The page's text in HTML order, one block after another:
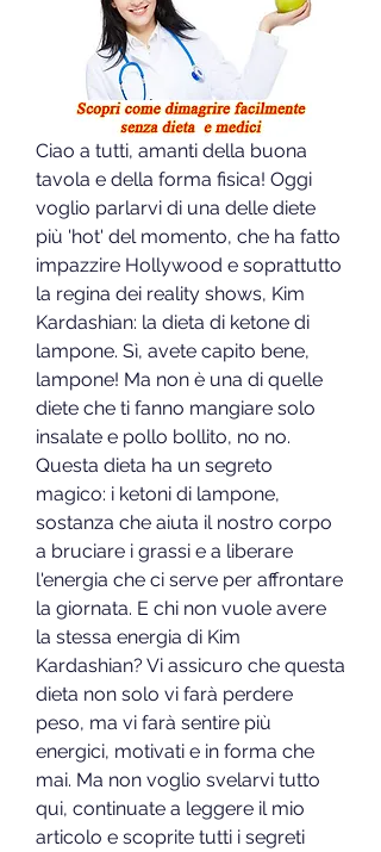
Ciao a tutti, amanti della buona
tavola e della forma fisica! Oggi
voglio parlarvi di una delle diete
più 'hot' del momento, che ha fatto
impazzire Hollywood e soprattutto
la regina dei reality shows, Kim
Kardashian: la dieta di ketone di
lampone. Sì, avete capito bene,
lampone! Ma non è una di quelle
diete che ti fanno mangiare solo
insalate e pollo bollito, no no.
Questa dieta ha un segreto
magico: i ketoni di lampone,
sostanza che aiuta il nostro corpo
a bruciare i grassi e a liberare
l'energia che ci serve per affrontare
la giornata. E chi non vuole avere
la stessa energia di Kim
Kardashian? Vi assicuro che questa
dieta non solo vi farà perdere
peso, ma vi farà sentire più
energici, motivati e in forma che
mai. Ma non voglio svelarvi tutto
qui, continuate a leggere il mio
articolo e scoprite tutti i segreti